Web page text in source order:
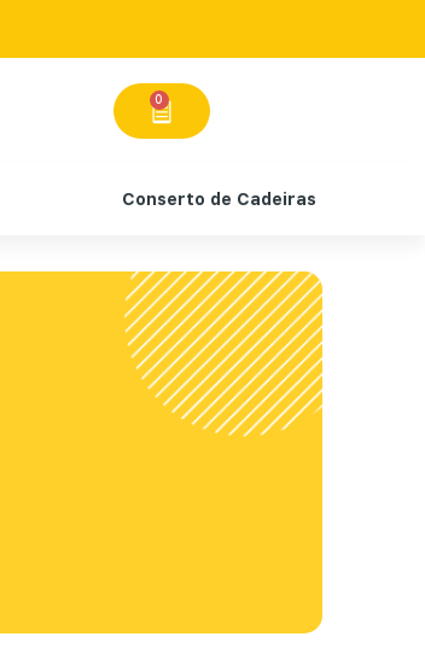
0
Conserto de Cadeiras